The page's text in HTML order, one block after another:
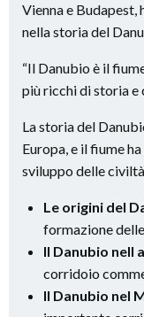
Vienna e
nella storia del
“Il Danubio è il
più ricchi di storia e
La storia del
Europa, e il fiume
sviluppo delle
Le origini del
formazione
Il Danubio nell
corridoio
Il Danubio nel